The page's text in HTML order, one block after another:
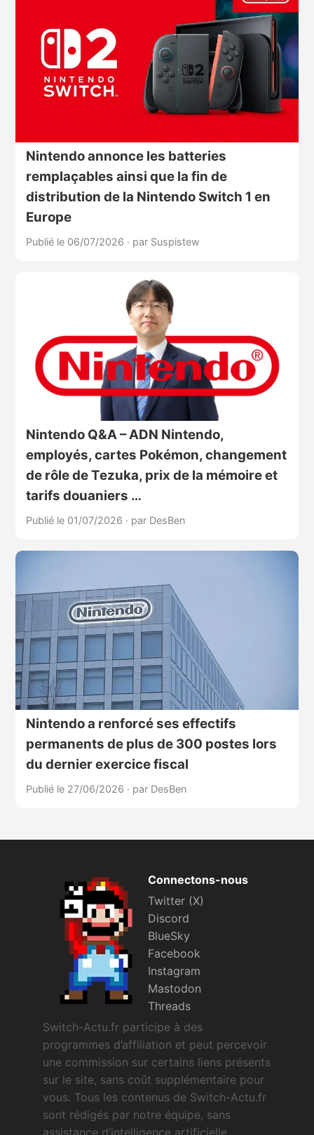
Nintendo annonce les batteries
remplaçables ainsi que la fin de
distribution de la Nintendo Switch 1 en
Europe
Publié le 06/07/2026 · par Suspistew
Nintendo Q&A – ADN Nintendo,
employés, cartes Pokémon, changement
de rôle de Tezuka, prix de la mémoire et
tarifs douaniers …
Publié le 01/07/2026 · par DesBen
Nintendo a renforcé ses effectifs
permanents de plus de 300 postes lors
du dernier exercice fiscal
Publié le 27/06/2026 · par DesBen
Connectons-nous
Twitter (X)
Discord
BlueSky
Facebook
Instagram
Mastodon
Threads
Switch-Actu.fr participe à des
programmes d’affiliation et peut percevoir
une commission sur certains liens présents
sur le site, sans coût supplémentaire pour
vous. Tous les contenus de Switch-Actu.fr
sont rédigés par notre équipe, sans
assistance d’intelligence artificielle.